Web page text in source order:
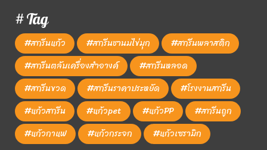
# Tag
#สกรีนแก้ว #สกรีนชานมไข่มุก
#สกรีนพลาสติก
#สกรีนตลับเครื่องสำอางค์
#สกรีนหลอด
#สกรีนขวด
#สกรีนราคาประหยัด
#โรงงานสกรีน
#แก้วสกรีน
#แก้วpet #แก้วPP
#สกรีนถูก
#แก้วกาแฟ
#แก้วกระจก #แก้วเซรามิก